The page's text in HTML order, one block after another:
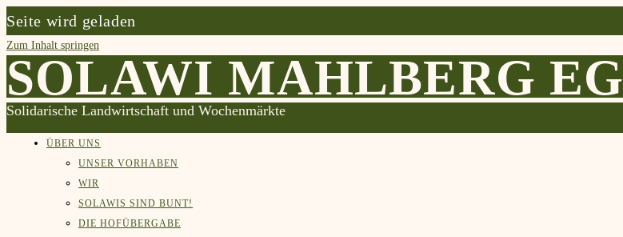
Seite wird geladen
Zum Inhalt springen
SOLAWI MAHLBERG EG
Solidarische Landwirtschaft und Wochenmärkte
ÜBER UNS
UNSER VORHABEN
WIR
SOLAWIS SIND BUNT!
DIE HOFÜBERGABE